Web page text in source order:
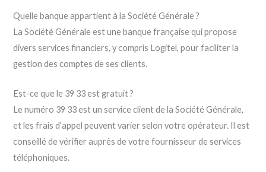
Quelle banque appartient à la Société Générale ?
La Société Générale est une banque française qui propose
divers services financiers, y compris Logitel, pour faciliter la
gestion des comptes de ses clients.
Est-ce que le 39 33 est gratuit ?
Le numéro 39 33 est un service client de la Société Générale,
et les frais d’appel peuvent varier selon votre opérateur. Il est
conseillé de vérifier auprès de votre fournisseur de services
téléphoniques.